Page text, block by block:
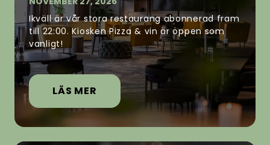
Ikväll är vår stora restaurang abonnerad fram
till 22:00. Kiosken Pizza & vin är öppen som
vanligt!
LÄS MER